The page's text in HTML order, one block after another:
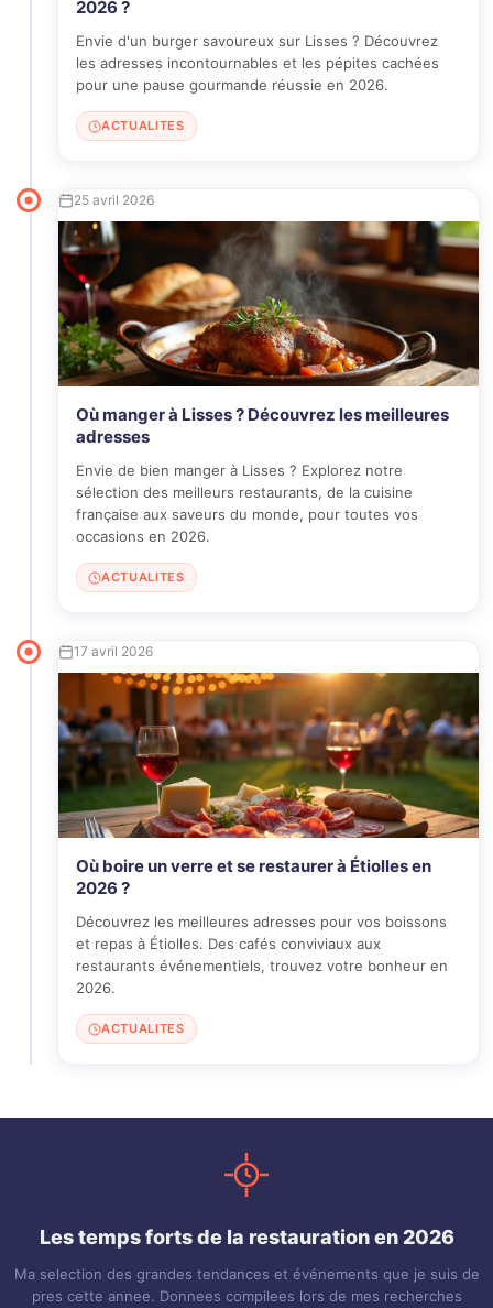
2026 ?
Envie d'un burger savoureux sur Lisses ? Découvrez
les adresses incontournables et les pépites cachées
pour une pause gourmande réussie en 2026.
ACTUALITES
25 avril 2026
Où manger à Lisses ? Découvrez les meilleures
adresses
Envie de bien manger à Lisses ? Explorez notre
sélection des meilleurs restaurants, de la cuisine
française aux saveurs du monde, pour toutes vos
occasions en 2026.
ACTUALITES
17 avril 2026
Où boire un verre et se restaurer à Étiolles en
2026 ?
Découvrez les meilleures adresses pour vos boissons
et repas à Étiolles. Des cafés conviviaux aux
restaurants événementiels, trouvez votre bonheur en
2026.
ACTUALITES
Les temps forts de la restauration en 2026
Ma selection des grandes tendances et événements que je suis de
pres cette annee. Donnees compilees lors de mes recherches